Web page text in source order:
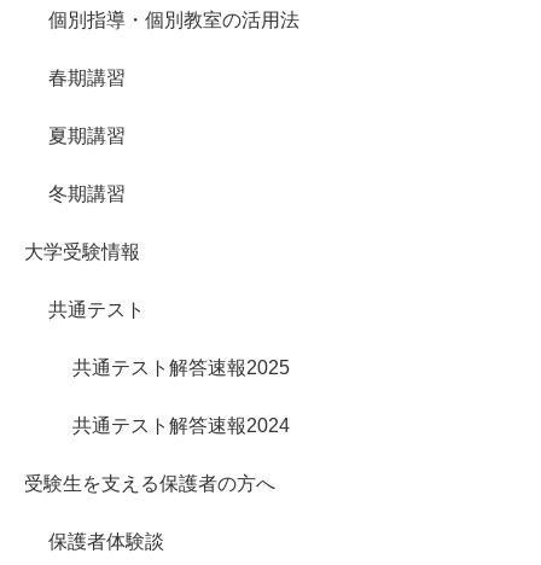
個別指導・個別教室の活用法
春期講習
夏期講習
冬期講習
大学受験情報
共通テスト
共通テスト解答速報2025
共通テスト解答速報2024
受験生を支える保護者の方へ
保護者体験談